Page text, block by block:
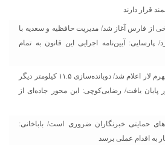
قرار دارند
از فارس آغاز شد/ مدیریت حافظیه و سعدیه با
آیین‌نامه اجرایی این قانون به تمام
افتتاح پروژه جدید بزرگراه جهرم لار اعلام شد/ دوبانده‌سازی ۱۱.۵ کیلومتر دیگر
یافت/ رضایی‌کوچی: این محور جاده‌ای از
حمایتی خبرنگاران ضروری است/ باباخانی:
به اقدام عملی برسد